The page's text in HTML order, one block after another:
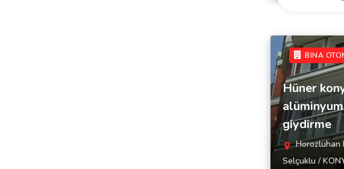
BINA
Hüner
giydirme
Horozluhan
Selçuklu /